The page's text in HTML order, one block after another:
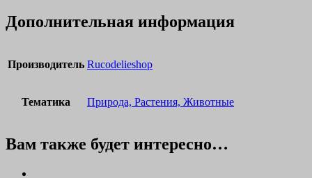
Дополнительная информация
Производитель Rucodelieshop
Тематика Природа, Растения, Животные
Вам также будет интересно…